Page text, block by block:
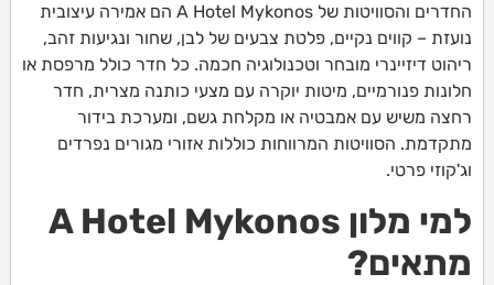
החדרים והסוויטות של A Hotel Mykonos הם אמירה עיצובית
נועזת – קווים נקיים, פלטת צבעים של לבן, שחור ונגיעות זהב,
ריהוט דיזיינרי מובחר וטכנולוגיה חכמה. כל חדר כולל מרפסת או
חלונות פנורמיים, מיטות יוקרה עם מצעי כותנה מצרית, חדר
רחצה משיש עם אמבטיה או מקלחת גשם, ומערכת בידור
מתקדמת. הסוויטות המרווחות כוללות אזורי מגורים נפרדים
וג'קוזי פרטי.
למי מלון A Hotel Mykonos
מתאים?